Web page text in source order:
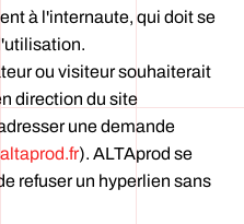
à l'internaute, qui doit se
ou visiteur souhaiterait
direction du site
une demande
). ALTAprod se
refuser un hyperlien sans